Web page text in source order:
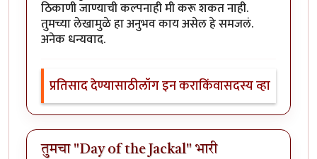
ठिकाणी जाण्याची कल्पनाही मी करू शकत नाही.
तुमच्या लेखामुळे हा अनुभव काय असेल हे समजलं.
अनेक धन्यवाद.
प्रतिसाद देण्यासाठीलॉग इन कराकिंवासदस्य व्हा
तुमचा "Day of the Jackal" भारी